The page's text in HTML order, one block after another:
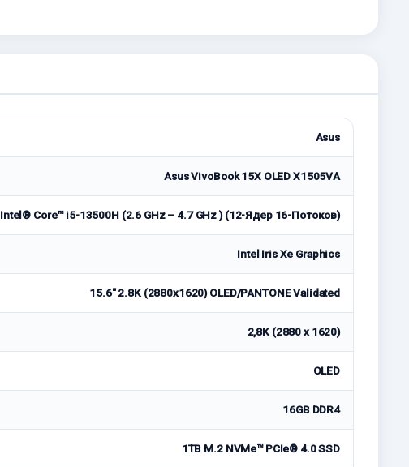
Asus
Asus VivoBook 15X OLED X1505VA
Intel® Core™ i5-13500H (2.6 GHz – 4.7 GHz ) (12-Ядeр 16-Потоков)
Intel Iris Xe Graphics
15.6" 2.8K (2880x1620) OLED/PANTONE Validated
2,8K (2880 x 1620)
OLED
16GB DDR4
1TB M.2 NVMe™ PCIe® 4.0 SSD